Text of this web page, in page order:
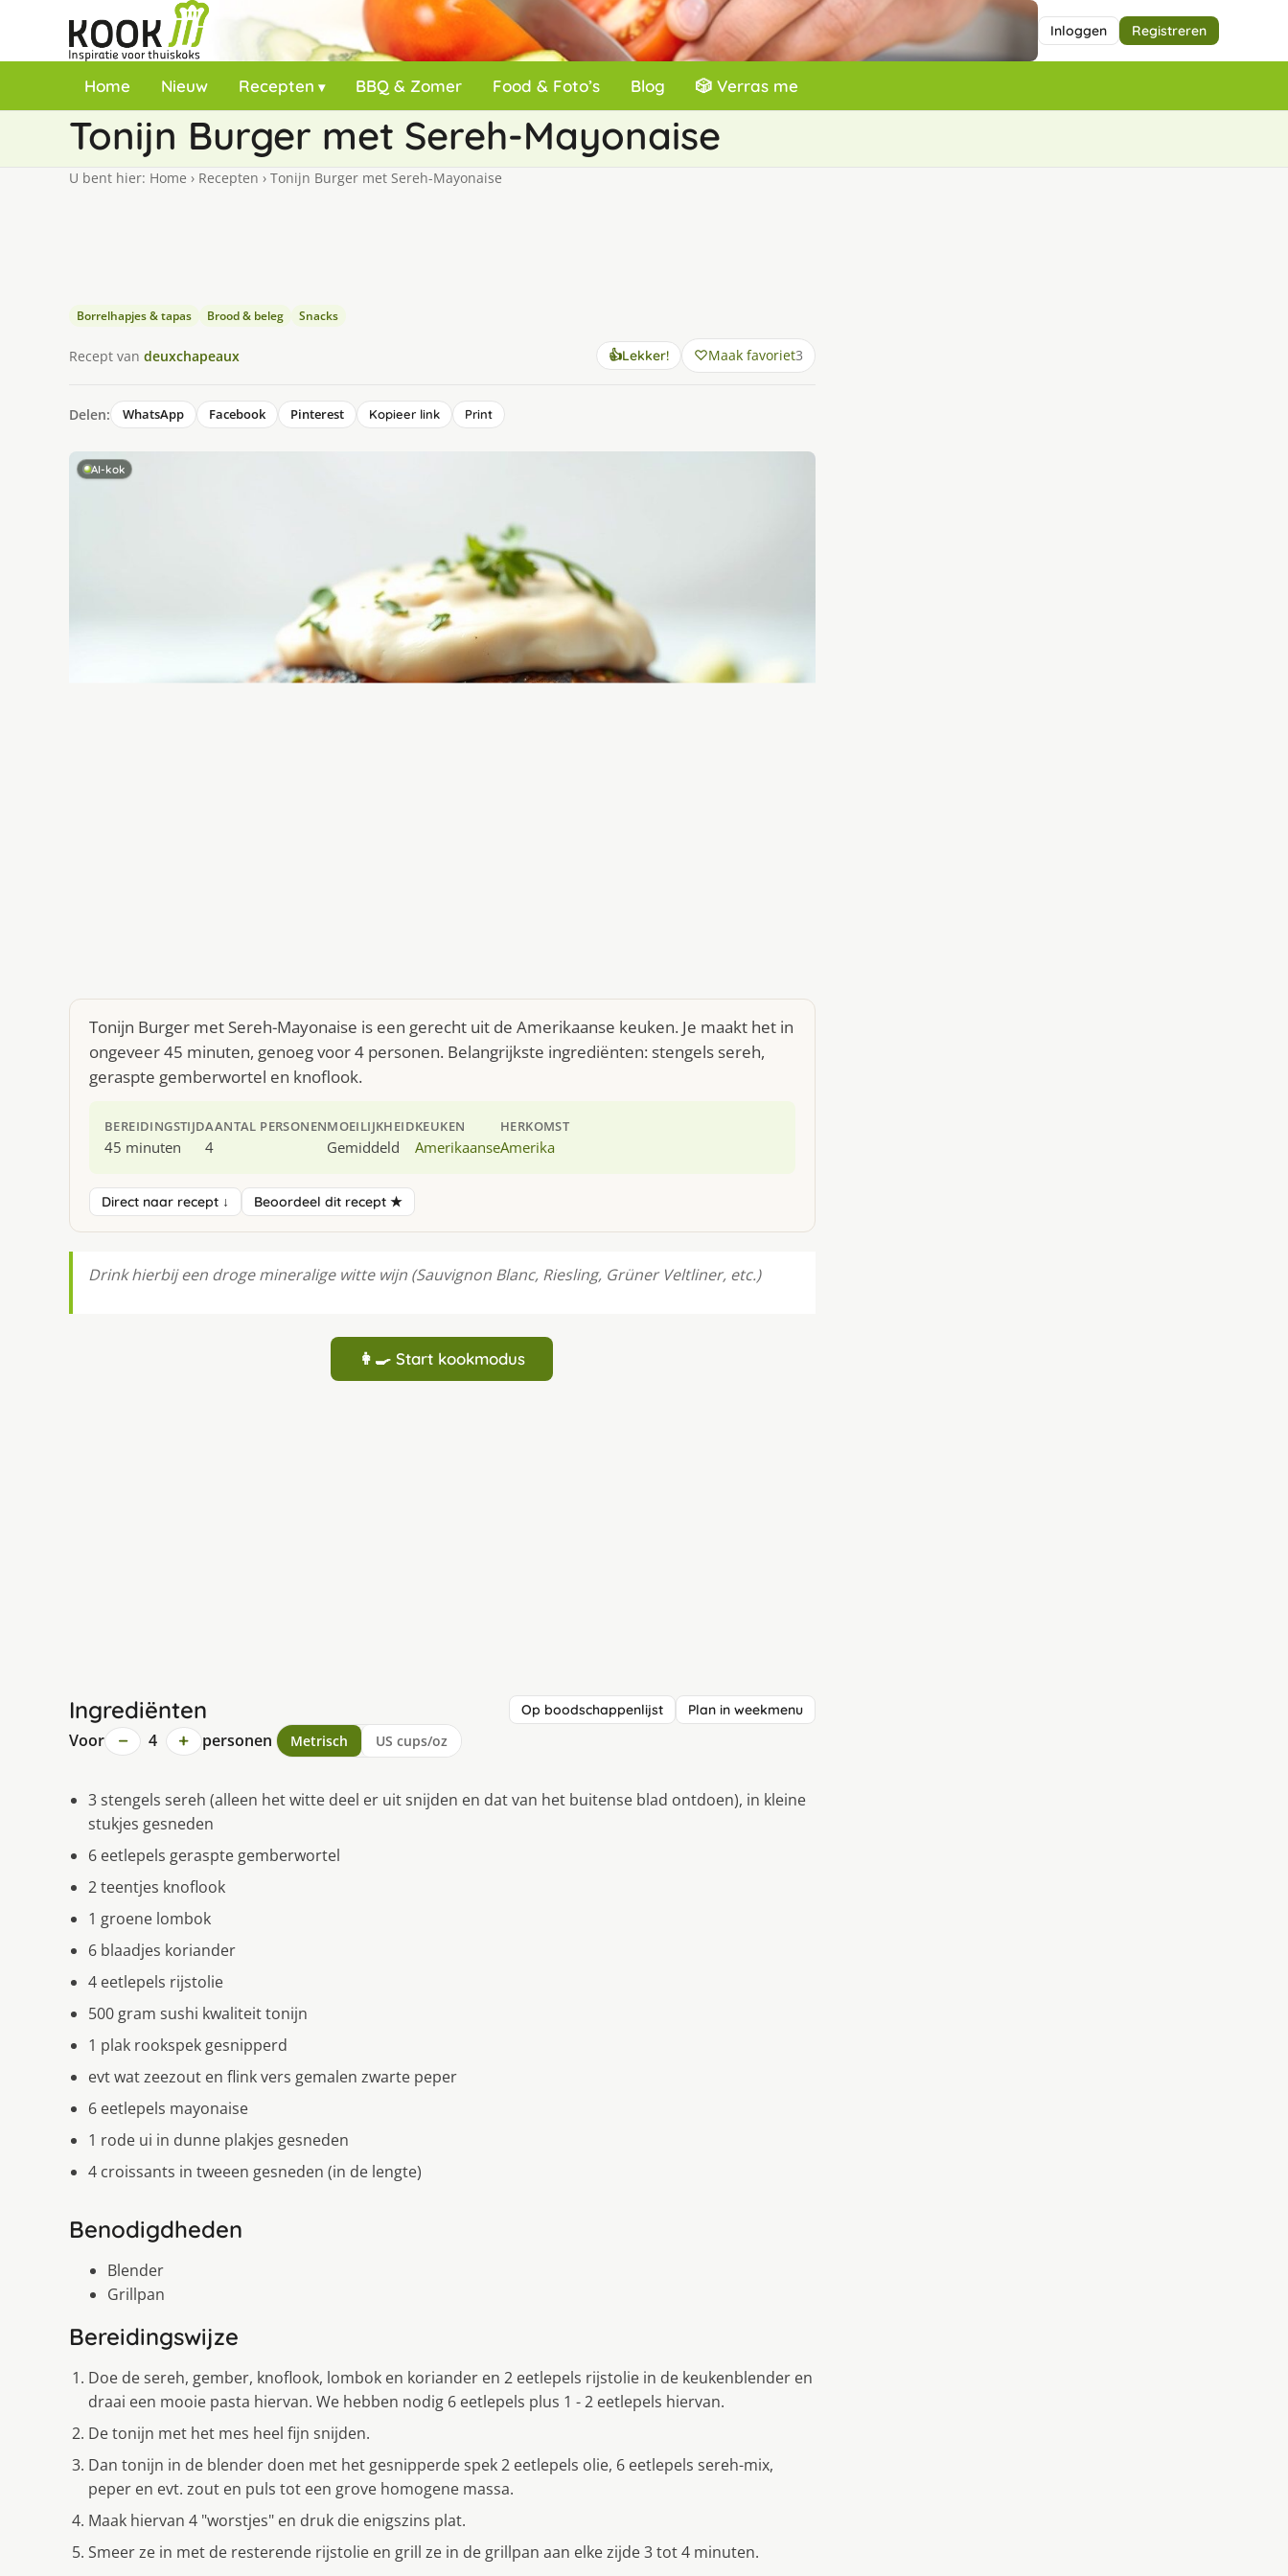
Inloggen Registreren
Home Nieuw Recepten BBQ & Zomer Food & Foto’s Blog 🎲 Verras me
Tonijn Burger met Sereh-Mayonaise
U bent hier: Home › Recepten › Tonijn Burger met Sereh-Mayonaise
Borrelhapjes & tapas Brood & beleg Snacks
Recept van deuxchapeaux 👍Lekker! Maak favoriet3
Delen: WhatsApp Facebook Pinterest Kopieer link Print
AI-kok
Tonijn Burger met Sereh-Mayonaise is een gerecht uit de Amerikaanse keuken. Je maakt het in
ongeveer 45 minuten, genoeg voor 4 personen. Belangrijkste ingrediënten: stengels sereh,
geraspte gemberwortel en knoflook.
BEREIDINGSTIJD
45 minuten
AANTAL PERSONEN
4
MOEILIJKHEID
Gemiddeld
KEUKEN
Amerikaanse
HERKOMST
Amerika
Direct naar recept ↓ Beoordeel dit recept ★
Drink hierbij een droge mineralige witte wijn (Sauvignon Blanc, Riesling, Grüner Veltliner, etc.)
👩‍🍳 Start kookmodus
Ingrediënten Op boodschappenlijst Plan in weekmenu
Voor − 4 + personen Metrisch US cups/oz
3 stengels sereh (alleen het witte deel er uit snijden en dat van het buitense blad ontdoen), in kleine
stukjes gesneden
6 eetlepels geraspte gemberwortel
2 teentjes knoflook
1 groene lombok
6 blaadjes koriander
4 eetlepels rijstolie
500 gram sushi kwaliteit tonijn
1 plak rookspek gesnipperd
evt wat zeezout en flink vers gemalen zwarte peper
6 eetlepels mayonaise
1 rode ui in dunne plakjes gesneden
4 croissants in tweeen gesneden (in de lengte)
Benodigdheden
Blender
Grillpan
Bereidingswijze
Doe de sereh, gember, knoflook, lombok en koriander en 2 eetlepels rijstolie in de keukenblender en
draai een mooie pasta hiervan. We hebben nodig 6 eetlepels plus 1 - 2 eetlepels hiervan.
De tonijn met het mes heel fijn snijden.
Dan tonijn in de blender doen met het gesnipperde spek 2 eetlepels olie, 6 eetlepels sereh-mix,
peper en evt. zout en puls tot een grove homogene massa.
Maak hiervan 4 "worstjes" en druk die enigszins plat.
Smeer ze in met de resterende rijstolie en grill ze in de grillpan aan elke zijde 3 tot 4 minuten.